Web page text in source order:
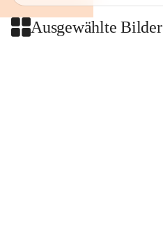
Ausgewählte Bilder